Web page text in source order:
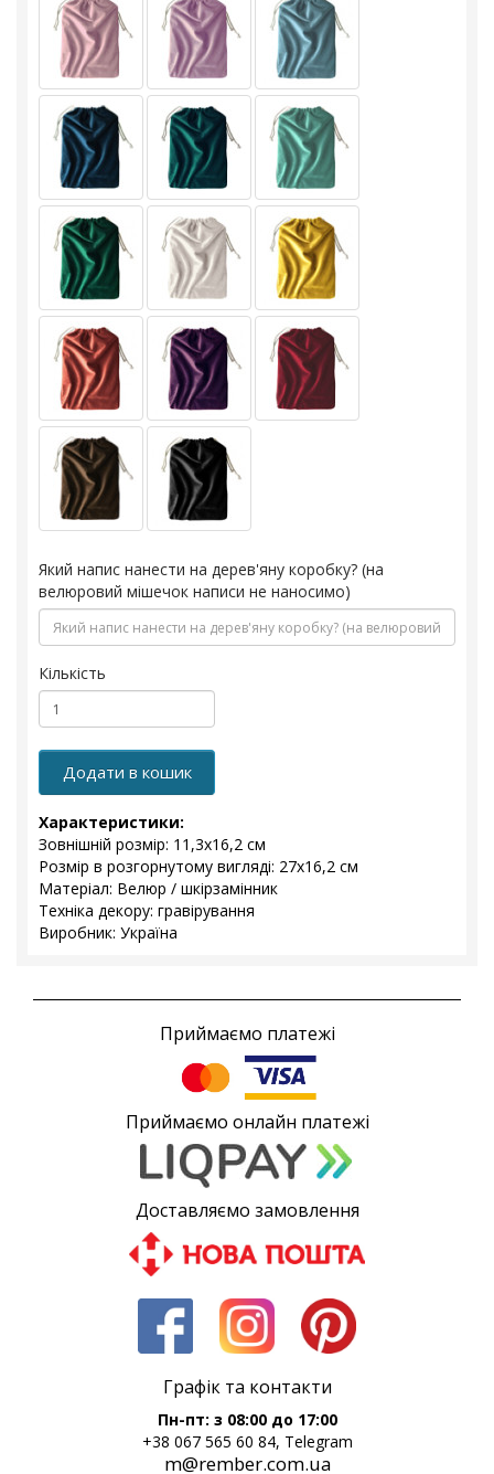
Який напис нанести на дерев'яну коробку? (на
велюровий мішечок написи не наносимо)
Кількість
Додати в кошик
Характеристики:
Зовнішній розмір: 11,3х16,2 см
Розмір в розгорнутому вигляді: 27х16,2 см
Матеріал: Велюр / шкірзамінник
Техніка декору: гравірування
Виробник: Україна
Приймаємо платежі
Приймаємо онлайн платежі
Доставляємо замовлення
Графік та контакти
Пн-пт: з 08:00 до 17:00
+38 067 565 60 84, Telegram
m@rember.com.ua